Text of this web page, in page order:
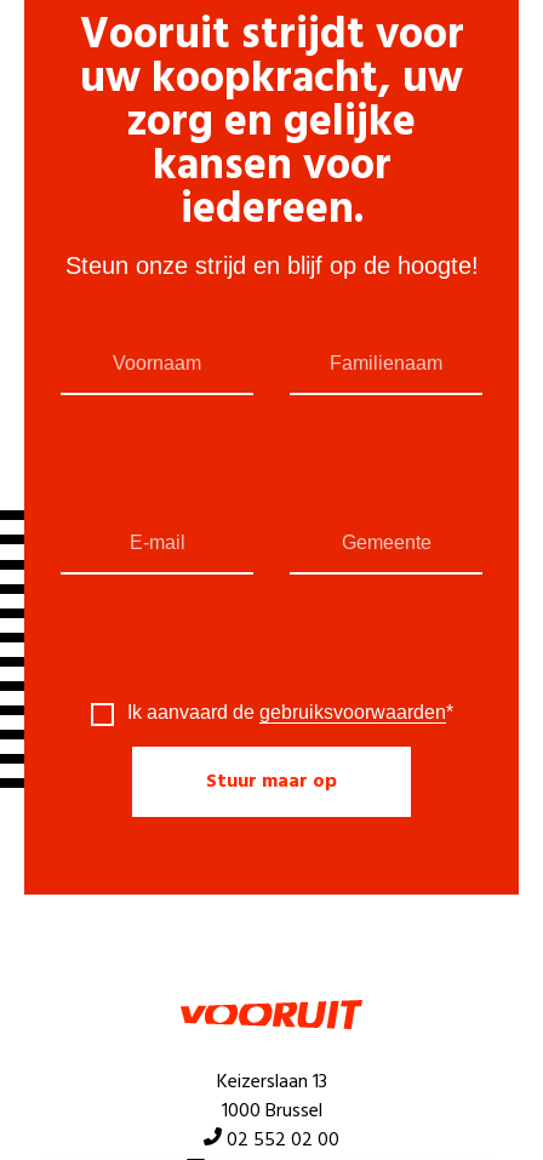
Vooruit strijdt voor
uw koopkracht, uw
zorg en gelijke
kansen voor
iedereen.
Steun onze strijd en blijf op de hoogte!
Ik aanvaard de gebruiksvoorwaarden*
Keizerslaan 13
1000 Brussel
02 552 02 00